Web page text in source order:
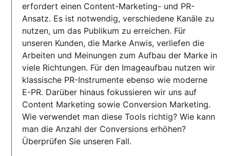
erfordert einen Content-Marketing- und PR-
Ansatz. Es ist notwendig, verschiedene Kanäle zu
nutzen, um das Publikum zu erreichen. Für
unseren Kunden, die Marke Anwis, verliefen die
Arbeiten und Meinungen zum Aufbau der Marke in
viele Richtungen. Für den Imageaufbau nutzen wir
klassische PR-Instrumente ebenso wie moderne
E-PR. Darüber hinaus fokussieren wir uns auf
Content Marketing sowie Conversion Marketing.
Wie verwendet man diese Tools richtig? Wie kann
man die Anzahl der Conversions erhöhen?
Überprüfen Sie unseren Fall.